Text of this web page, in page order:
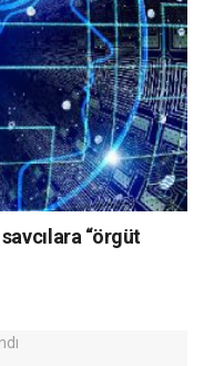
“örgüt